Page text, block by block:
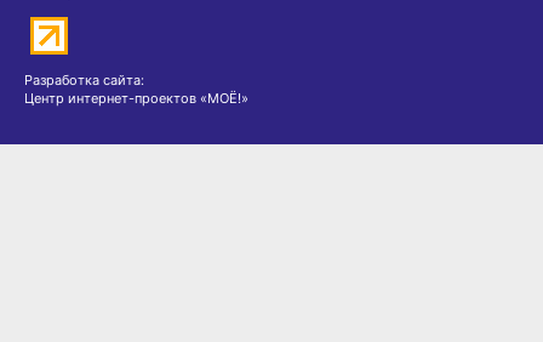
Разработка сайта:
Центр интернет-проектов «МОЁ!»